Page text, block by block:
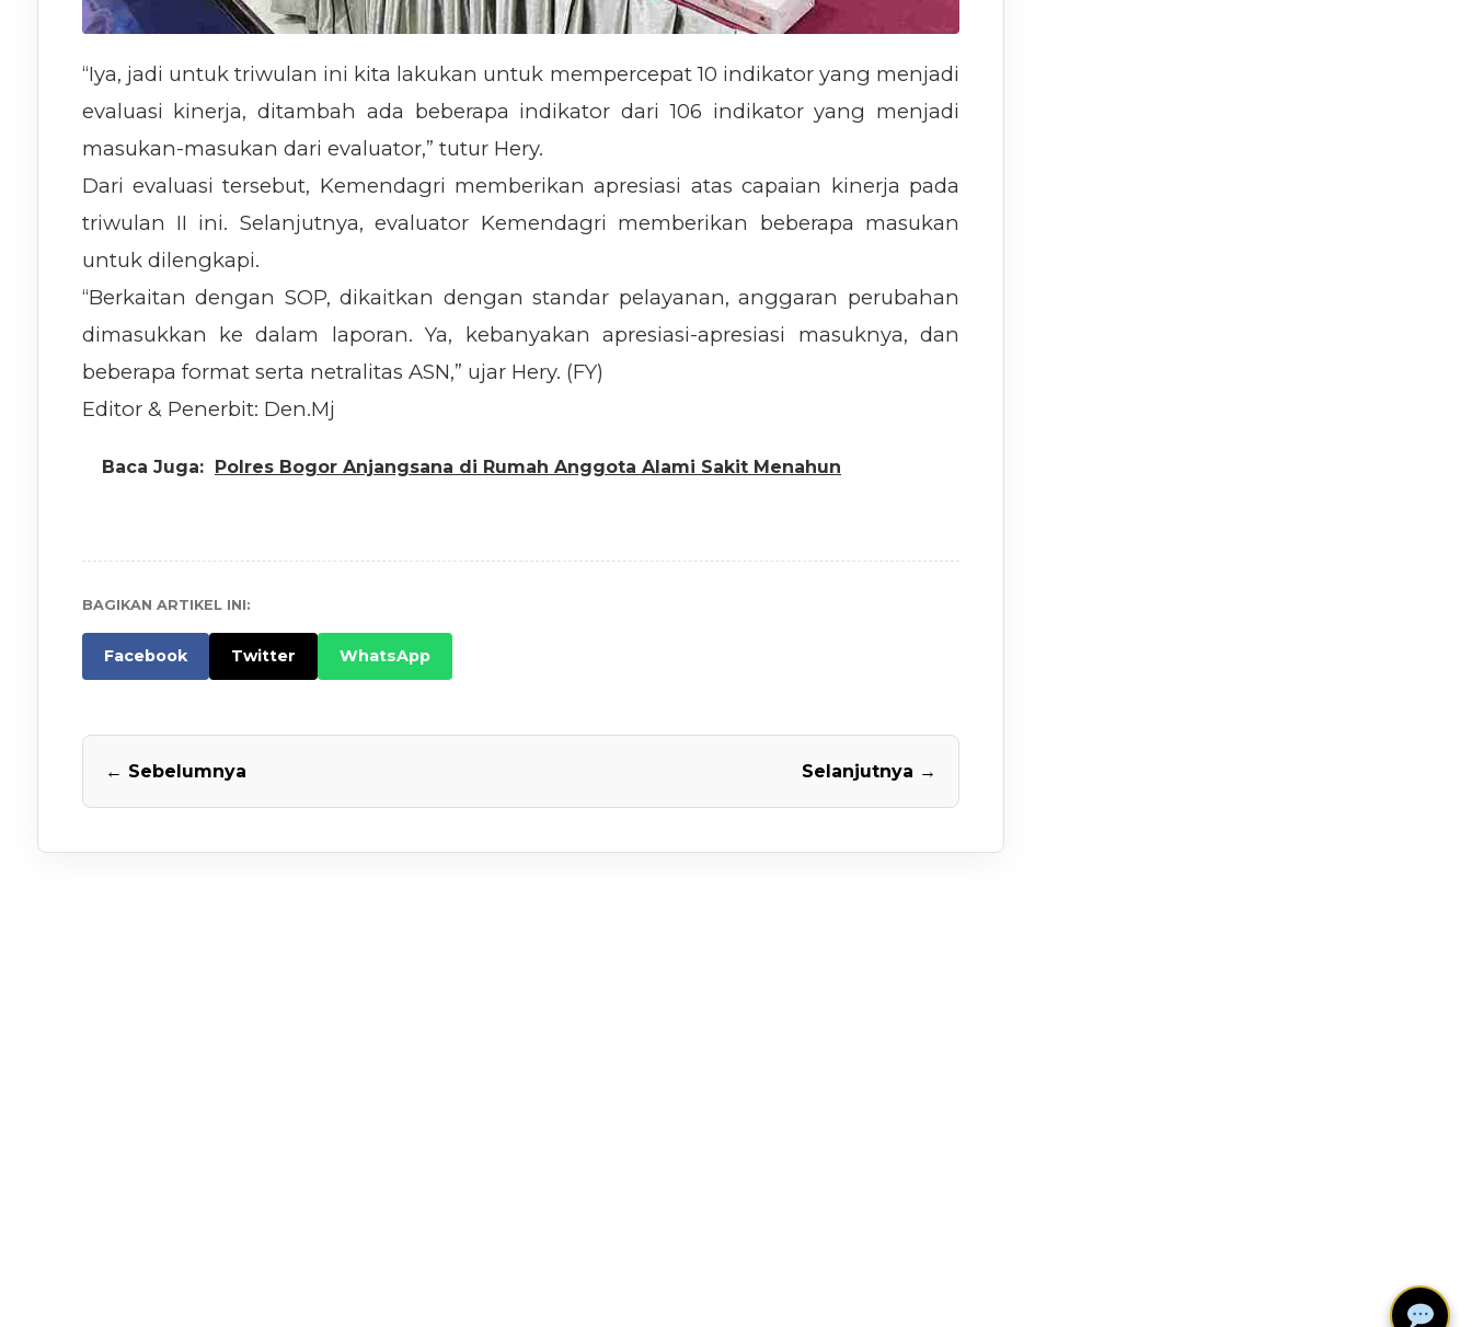
“Iya, jadi untuk triwulan ini kita lakukan untuk mempercepat 10 indikator yang menjadi
evaluasi kinerja, ditambah ada beberapa indikator dari 106 indikator yang menjadi
masukan-masukan dari evaluator,” tutur Hery.
Dari evaluasi tersebut, Kemendagri memberikan apresiasi atas capaian kinerja pada
triwulan II ini. Selanjutnya, evaluator Kemendagri memberikan beberapa masukan
untuk dilengkapi.
“Berkaitan dengan SOP, dikaitkan dengan standar pelayanan, anggaran perubahan
dimasukkan ke dalam laporan. Ya, kebanyakan apresiasi-apresiasi masuknya, dan
beberapa format serta netralitas ASN,” ujar Hery. (FY)
Editor & Penerbit: Den.Mj
Baca Juga: Polres Bogor Anjangsana di Rumah Anggota Alami Sakit Menahun
BAGIKAN ARTIKEL INI:
Facebook Twitter WhatsApp
← Sebelumnya Selanjutnya →